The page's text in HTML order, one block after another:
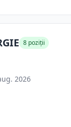
8 poziții
2026